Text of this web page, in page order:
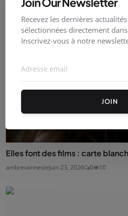
Elles font des films : carte
ambrevannesteJuin 23, 2026 0 10
Recevez les dernières
sélectionnées directement
Inscrivez-vous à notre
JOIN